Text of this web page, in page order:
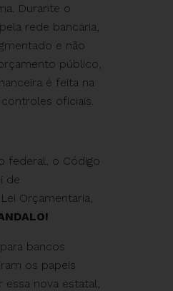
Durante o
rede bancária,
e não
público,
é feita na
oficiais.
federal, o Código
de
Orçamentaria,
bancos
os papeis
nova estatal,